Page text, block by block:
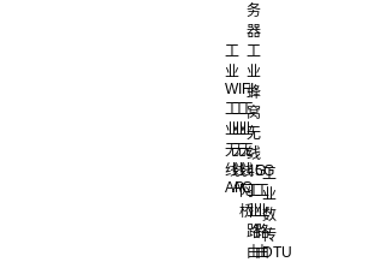
务
器
工
业
WIFI
工
业
无
线
AP
工
业
无
线
AC
工
业
无
线
网
桥
工
业
蜂
窝
无
线
4G
工
业
路
由
5G
工
业
路
由
工
业
数
传
DTU